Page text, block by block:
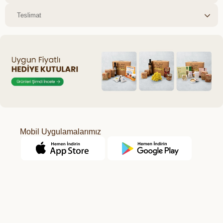
Teslimat
Mobil Uygulamalarımız